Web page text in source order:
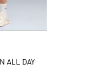
ALL DAY